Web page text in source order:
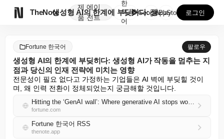
TheNote
제
품
에이
전트
생성형 AI의 한계에 부딪히다: 생성형 AI가 작동을 ...
한
국
어
GooglePlay
AppStore 로그인
Fortune 한국어 팔로우
생성형 AI의 한계에 부딪히다: 생성형 AI가 작동을 멈추는 지
점과 당신의 인재 전략에 미치는 영향
전문성이 필요 없다고 가정하는 기업들은 AI 벽에 부딪힐 것이
며, 왜 인력 전환이 정체되었는지 궁금해할 것입니다.
Hitting the ‘GenAI wall’: Where generative AI stops working, and what it means for your talent strategy
fortune.com
Fortune 한국어 RSS
thenote.app